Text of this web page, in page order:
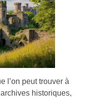
l’on peut trouver à
historiques,